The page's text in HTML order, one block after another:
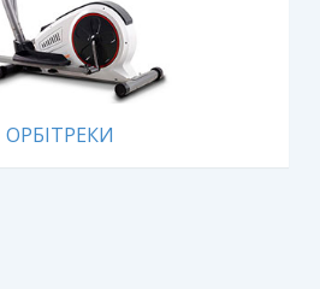
ОРБІТРЕКИ